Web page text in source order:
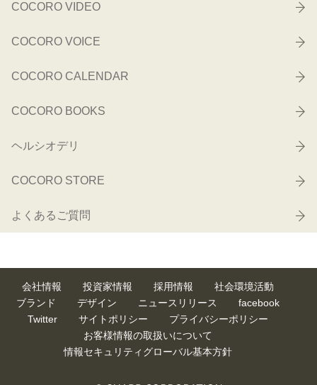
COCORO VIDEO
COCORO VOICE
COCORO CALENDAR
COCORO BOOKS
ヘルシオデリ
COCORO STORE
よくあるご質問
会社情報 投資家情報 採用情報
社会環境活動
ブランド
デザイン ニュースリリース
facebook
Twitter
サイトポリシー
プライバシーポリシー
お客様情報の取扱いについて
情報セキュリティグローバル基本方針